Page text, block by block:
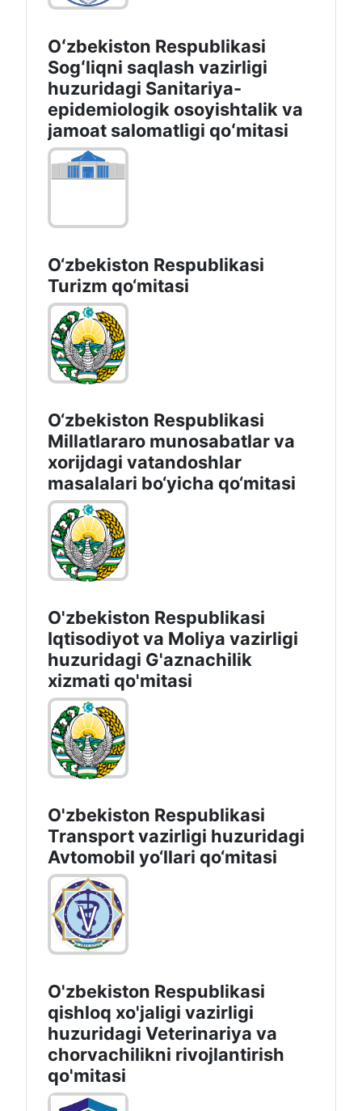
Oʻzbekiston Respublikasi
Sogʻliqni saqlash vazirligi
huzuridagi Sanitariya-
epidemiologik osoyishtalik va
jamoat salomatligi qoʻmitasi
O‘zbekiston Respublikasi
Turizm qo‘mitasi
O‘zbekiston Respublikasi
Millatlararo munosabatlar va
xorijdagi vatandoshlar
masalalari bo‘yicha qo‘mitasi
O'zbekiston Respublikasi
Iqtisodiyot vа Moliya vazirligi
huzuridagi G'aznachilik
xizmati qo'mitasi
O'zbekiston Respublikasi
Transport vazirligi huzuridagi
Avtomobil yo‘llari qo‘mitasi
O'zbekiston Respublikasi
qishloq xo'jaligi vazirligi
huzuridagi Veterinariya va
chorvachilikni rivojlantirish
qo'mitasi